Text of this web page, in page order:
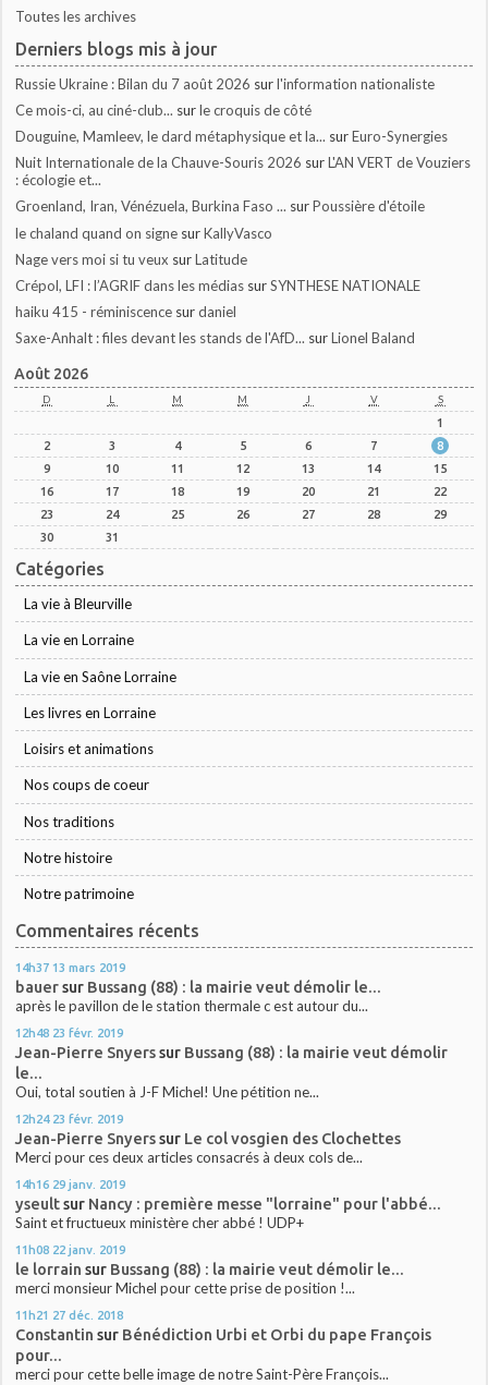
Toutes les archives
Derniers blogs mis à jour
Russie Ukraine : Bilan du 7 août 2026 surl'information nationaliste
Ce mois-ci, au ciné-club... surle croquis de côté
Douguine, Mamleev, le dard métaphysique et la... surEuro-Synergies
Nuit Internationale de la Chauve-Souris 2026 surL'AN VERT de Vouziers
: écologie et...
Groenland, Iran, Vénézuela, Burkina Faso ... surPoussière d'étoile
le chaland quand on signe surKallyVasco
Nage vers moi si tu veux surLatitude
Crépol, LFI : l’AGRIF dans les médias surSYNTHESE NATIONALE
haiku 415 - réminiscence surdaniel
Saxe-Anhalt : files devant les stands de l'AfD... surLionel Baland
Août 2026
D L M M J V S
1
2
3 4 5 6 7
8
9
10 11 12 13 14
15
16
17 18 19 20 21
22
23
24 25 26 27 28
29
30
31
Catégories
La vie à Bleurville
La vie en Lorraine
La vie en Saône Lorraine
Les livres en Lorraine
Loisirs et animations
Nos coups de coeur
Nos traditions
Notre histoire
Notre patrimoine
Commentaires récents
14h37 13 mars 2019
bauersur Bussang (88) : la mairie veut démolir le...
après le pavillon de le station thermale c est autour du...
12h48 23 févr. 2019
Jean-Pierre Snyerssur Bussang (88) : la mairie veut démolir
le...
Oui, total soutien à J-F Michel! Une pétition ne...
12h24 23 févr. 2019
Jean-Pierre Snyerssur Le col vosgien des Clochettes
Merci pour ces deux articles consacrés à deux cols de...
14h16 29 janv. 2019
yseultsur Nancy : première messe "lorraine" pour l'abbé...
Saint et fructueux ministère cher abbé ! UDP+
11h08 22 janv. 2019
le lorrain sur Bussang (88) : la mairie veut démolir le...
merci monsieur Michel pour cette prise de position !...
11h21 27 déc. 2018
Constantin sur Bénédiction Urbi et Orbi du pape François
pour...
merci pour cette belle image de notre Saint-Père François...